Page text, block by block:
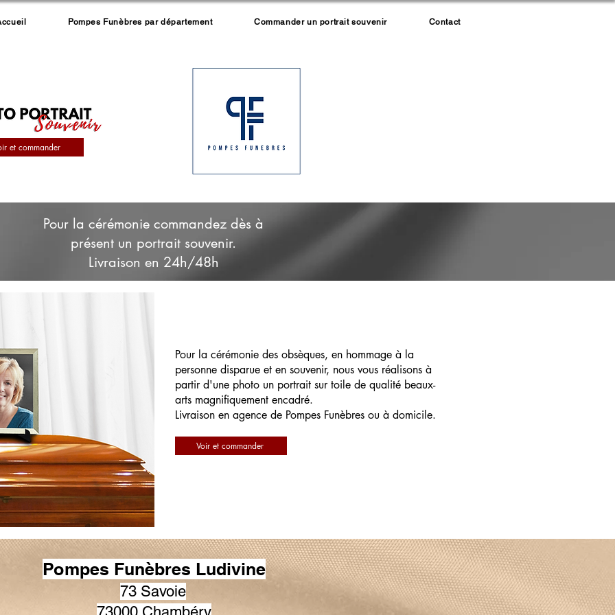
Pompes Funèbres par département Commander un portrait souvenir Contact
et commander
Pour la cérémonie commandez dès à
présent un portrait souvenir.
Livraison en 24h/48h
Pour la cérémonie des obsèques, en hommage à la
personne disparue et en souvenir, nous vous réalisons à
partir d'une photo un portrait sur toile de qualité beaux-
arts magnifiquement encadré.
Livraison en agence de Pompes Funèbres ou à domicile.
Voir et commander
Pompes Funèbres Ludivine
73 Savoie